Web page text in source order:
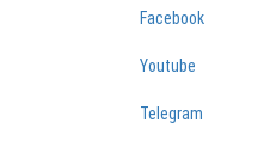
Facebook
Youtube
Telegram